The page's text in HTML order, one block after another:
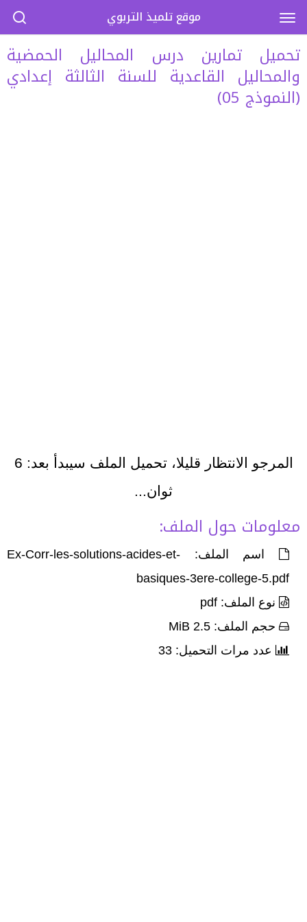
تحميل تمارين درس المحاليل الحمضية
والمحاليل القاعدية للسنة الثالثة إعدادي
(النموذج 05)
المرجو الانتظار قليلا، تحميل الملف سيبدأ بعد: 6
ثوان...
معلومات حول الملف:
اسم الملف: Ex-Corr-les-solutions-acides-et-
basiques-3ere-college-5.pdf
نوع الملف: pdf
حجم الملف: 2.5 MiB
عدد مرات التحميل: 33
موقع تلميذ التربوي